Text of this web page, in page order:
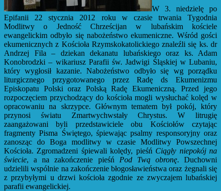
W 3. niedzielę po
Epifanii 22 stycznia 2012 roku w czasie trwania Tygodnia
Modlitwy o Jedność Chrześcijan w lubańskim kościele
ewangelickim odbyło się nabożeństwo ekumeniczne. Wśród gości
ekumenicznych z Kościoła Rzymskokatolickiego znaleźli się ks. dr
Andrzej Fila – dziekan dekanatu lubańskiego oraz ks. Adam
Konobrodzki – wikariusz Parafii św. Jadwigi Śląskiej w Lubaniu,
który wygłosił kazanie. Nabożeństwo odbyło się wg porządku
liturgicznego przygotowanego przez Radę ds Ekumenizmu
Episkopatu Polski oraz Polską Radę Ekumeniczną. Przed jego
rozpoczęciem przychodzący do kościoła mogli wysłuchać kolęd w
opracowaniu na skrzypce. Głównym tematem był pokój, który
przynosi światu Zmartwychwstały Chrystus. W litrugię
zaangażowani byli przedstawiciele obu Kościołów czytając
fragmenty Pisma Świętego, śpiewając psalmy responsoryjny oraz
zanosząc do Boga modlitwy w czasie Modlitwy Powszechnej
Kościoła. Zgromadzeni śpiewali kolędy, pieśń Ciągły niepokój na
świecie, a na zakończenie pieśń Pod Twą obronę. Duchowni
udzielili wspólnie na zakończenie błogosławieństwa oraz żegnali się
z przybyłymi u drzwi kościoła zgodnie ze zwyczajem lubańskiej
parafii ewangelickiej.